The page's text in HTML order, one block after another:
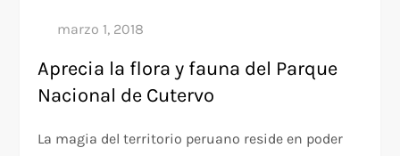
Aprecia la flora y fauna del Parque
Nacional de Cutervo
La magia del territorio peruano reside en poder